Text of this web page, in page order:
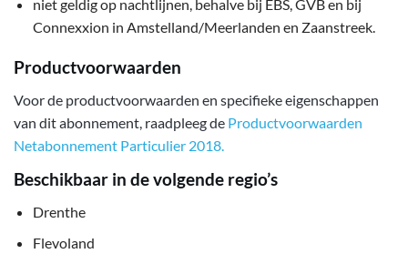
niet geldig op nachtlijnen, behalve bij EBS, GVB en bij
Connexxion in Amstelland/Meerlanden en Zaanstreek.
Productvoorwaarden
Voor de productvoorwaarden en specifieke eigenschappen
van dit abonnement, raadpleeg de Productvoorwaarden
Netabonnement Particulier 2018.
Beschikbaar in de volgende regio’s
Drenthe
Flevoland